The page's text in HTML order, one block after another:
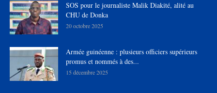
SOS pour le journaliste Malik Diakité, alité au
CHU de Donka
20 octobre 2025
Armée guinéenne : plusieurs officiers supérieurs
promus et nommés à des...
15 décembre 2025